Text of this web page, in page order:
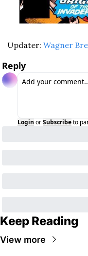
Updater: Wagner
Reply
Login orSubscribeto
Keep Reading
View more